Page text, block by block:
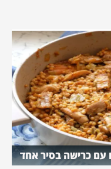
עם כרישה בסיר אחד